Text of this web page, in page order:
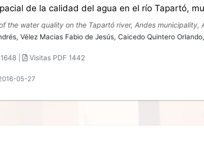
de la calidad del agua en el río Tapartó,
the water quality on the Tapartó river, Andes municipality,
Vélez Macias Fabio de Jesús,Caicedo Quintero
| Visitas PDF 1442
05-27